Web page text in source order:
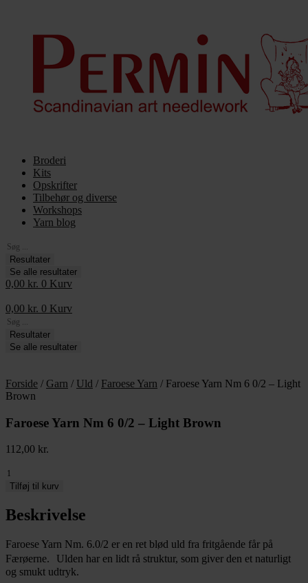
Broderi
Kits
Opskrifter
Tilbehør og diverse
Workshops
Yarn blog
Search
...Resultater
Se alle resultater
0,00 kr. 0 Kurv
0,00 kr. 0 Kurv
Search
...Resultater
Se alle resultater
Forside / Garn / Uld / Faroese Yarn / Faroese Yarn Nm 6 0/2 – Light
Brown
Faroese Yarn Nm 6 0/2 – Light Brown
112,00 kr.
Faroese
Yarn
6
0/2
Light
Brown
antal
Tilføj til kurv
Beskrivelse
Faroese Yarn Nm. 6.0/2 er en ret blød uld fra fritgående får på
Færøerne. Ulden har en lidt rå struktur, som giver den et naturligt
og smukt udtryk.